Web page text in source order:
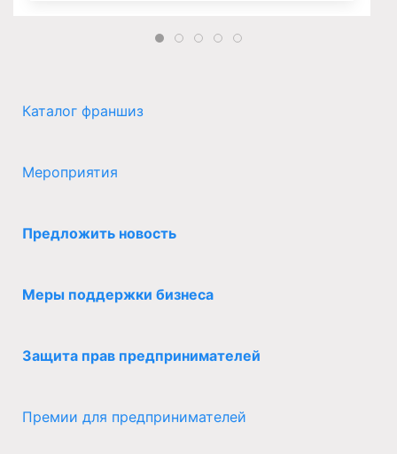
Каталог франшиз
Мероприятия
Предложить новость
Меры поддержки бизнеса
Защита прав предпринимателей
Премии для предпринимателей